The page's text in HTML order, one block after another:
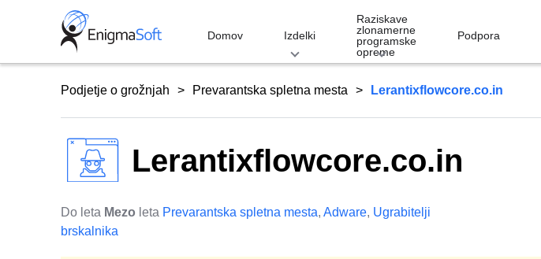
Domov Izdelki
Raziskave
zlonamerne
programske
opreme
Podpora
Podjetje o grožnjah Prevarantska spletna mesta Lerantixflowcore.co.in
Lerantixflowcore.co.in
Do leta Mezo leta Prevarantska spletna mesta, Adware, Ugrabitelji
brskalnika